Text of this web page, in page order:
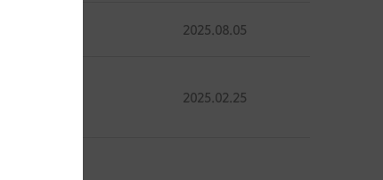
2025.08.05
2025.02.25